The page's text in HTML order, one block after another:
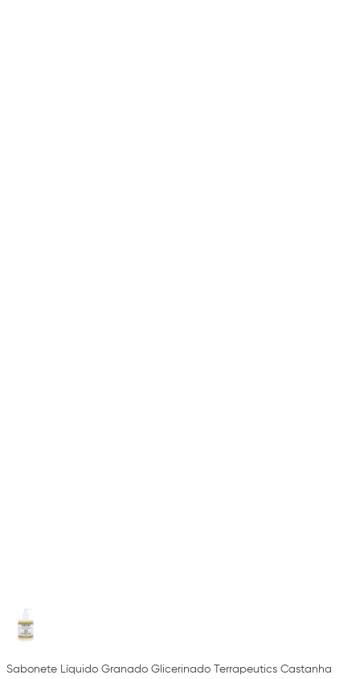
Sabonete Líquido Granado Glicerinado Terrapeutics Castanha